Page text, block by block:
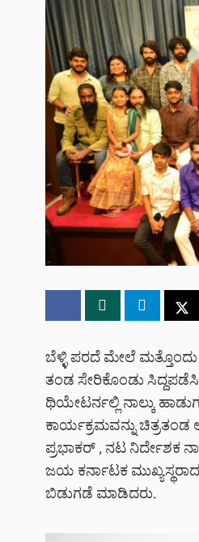
ಬೆಳ್ಳಿ ಪರದೆ ಮೇಲೆ
ತಂಡ ಸೇರಿಕೊಂಡು
ಥಿಯೇಟರ್ನಲ್ಲಿ ನಾಲ್ಕು
ಕಾರ್ಯಕ್ರಮವನ್ನು
ಪ್ರಭಾಕರ್ , ನಟ ನಿರ್ದೇಶಕ
ಜಯ ಕರ್ನಾಟಕ
ಬಿಡುಗಡೆ ಮಾಡಿದರು.